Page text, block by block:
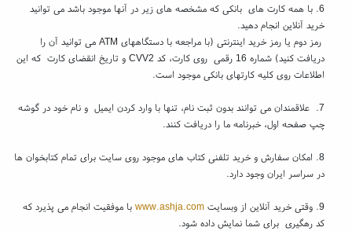
6. با همه کارت های بانکی که مشخصه های زیر در آنها موجود باشد می توانید
خرید آنلاین انجام دهید.
رمز دوم یا رمز خرید اینترنتی (با مراجعه با دستگاههای ATM می توانید آن را
دریافت کنید) شماره 16 رقمی روی کارت، کد CVV2 و تاریخ انقضای کارت که این
اطلاعات روی کلیه کارتهای بانکی موجود است.
7. علاقمندان می توانند بدون ثبت نام، تنها با وارد کردن ایمیل و نام خود در گوشه
چپ صفحه اول، خبرنامه ما را دریافت کنند.
8. امکان سفارش و خرید تلفنی کتاب های موجود روی سایت برای تمام کتابخوان ها
در سراسر ایران وجود دارد.
9. وقتی خرید آنلاین از وبسایت www.ashja.com با موفقیت انجام می پذیرد که
کد رهگیری برای شما نمایش داده شود.